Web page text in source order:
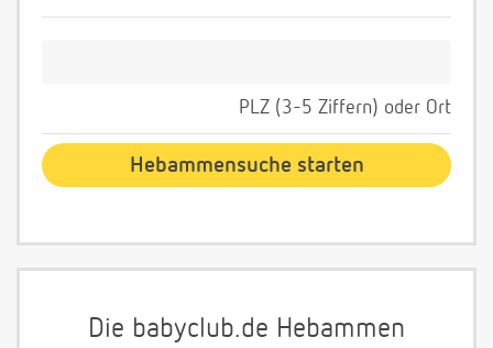
PLZ (3-5 Ziffern) oder Ort
Die babyclub.de Hebammen